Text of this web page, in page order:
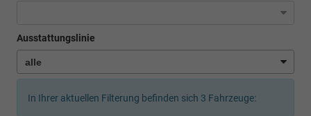
Ausstattungslinie
In Ihrer aktuellen Filterung befinden sich 3 Fahrzeuge: